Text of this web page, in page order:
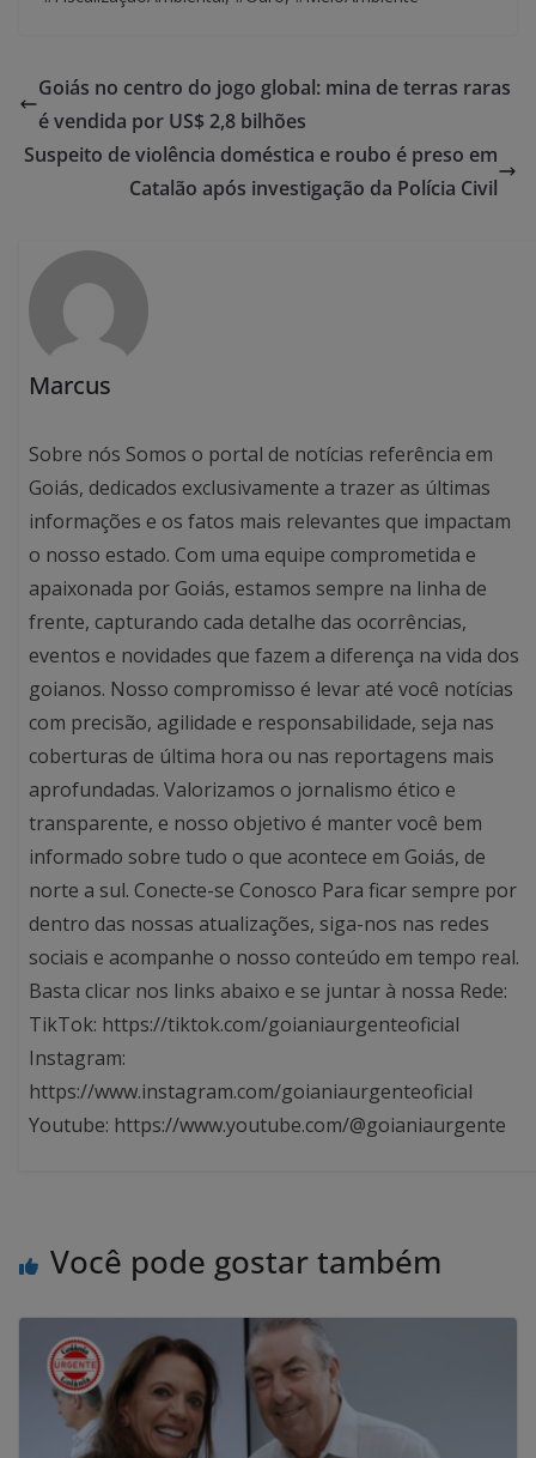
Goiás no centro do jogo global: mina de terras raras
é vendida por US$ 2,8 bilhões
Suspeito de violência doméstica e roubo é preso em
Catalão após investigação da Polícia Civil
Marcus
Sobre nós Somos o portal de notícias referência em
Goiás, dedicados exclusivamente a trazer as últimas
informações e os fatos mais relevantes que impactam
o nosso estado. Com uma equipe comprometida e
apaixonada por Goiás, estamos sempre na linha de
frente, capturando cada detalhe das ocorrências,
eventos e novidades que fazem a diferença na vida dos
goianos. Nosso compromisso é levar até você notícias
com precisão, agilidade e responsabilidade, seja nas
coberturas de última hora ou nas reportagens mais
aprofundadas. Valorizamos o jornalismo ético e
transparente, e nosso objetivo é manter você bem
informado sobre tudo o que acontece em Goiás, de
norte a sul. Conecte-se Conosco Para ficar sempre por
dentro das nossas atualizações, siga-nos nas redes
sociais e acompanhe o nosso conteúdo em tempo real.
Basta clicar nos links abaixo e se juntar à nossa Rede:
TikTok: https://tiktok.com/goianiaurgenteoficial
Instagram:
https://www.instagram.com/goianiaurgenteoficial
Youtube: https://www.youtube.com/@goianiaurgente
Você pode gostar também